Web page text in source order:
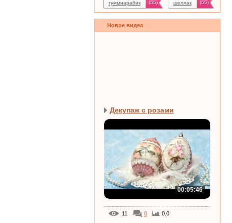
гуммиарабик (55) шеллак (55)
Новое видео
Декупаж с розами
00:05:46
11 0 0.0